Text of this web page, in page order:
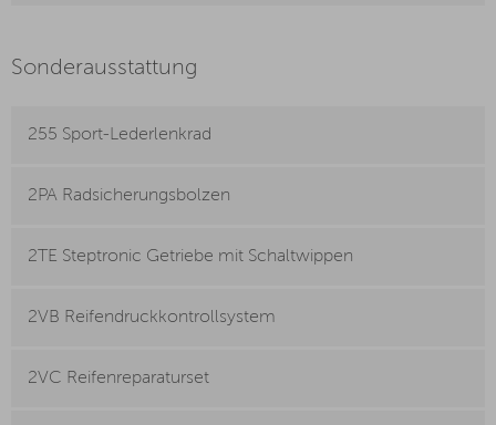
Sonderausstattung
255 Sport-Lederlenkrad
2PA Radsicherungsbolzen
2TE Steptronic Getriebe mit Schaltwippen
2VB Reifendruckkontrollsystem
2VC Reifenreparaturset